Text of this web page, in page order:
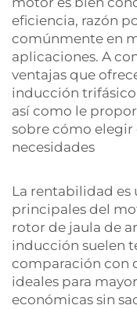
eficiencia, razón
comúnmente en
aplicaciones. A
ventajas que
inducción
así como le
sobre cómo elegir
necesidades
La rentabilidad es
principales del
rotor de jaula de
inducción suelen
comparación con
ideales para
económicas sin